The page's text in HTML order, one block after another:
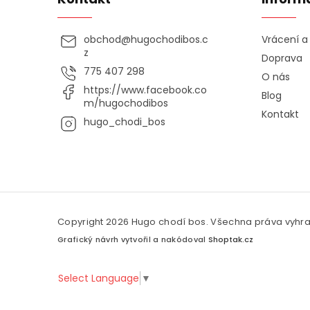
obchod@hugochodibos.c
z
775 407 298
https://www.facebook.co
m/hugochodibos
hugo_chodi_bos
Vrácení
Doprava
O nás
Blog
Kontakt
Copyright 2026 Hugo chodí bos. Všechna práva
Grafický návrh vytvořil a nakódoval Shoptak.cz
Select Language ▼